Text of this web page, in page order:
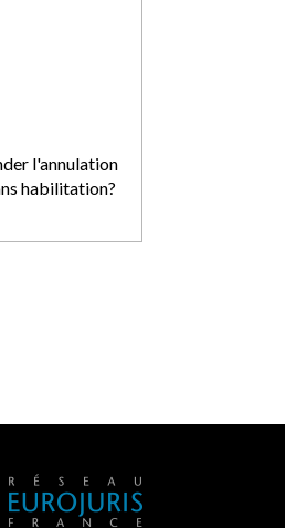
l'annulation
habilitation?